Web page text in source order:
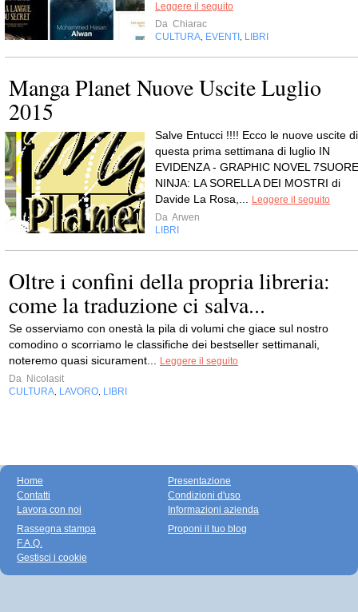
Leggere il seguito
Da Chiarac
CULTURA EVENTI LIBRI
Manga Planet Nuove Uscite Luglio
2015
Salve Entucci !!!! Ecco le nuove uscite di
questa prima settimana di luglio IN
EVIDENZA - GRAPHIC NOVEL 7SUORE
NINJA: LA SORELLA DEI MOSTRI di
Davide La Rosa,...
Leggere il seguito
Da Arwen
LIBRI
Oltre i confini della propria libreria:
come la traduzione ci salva...
Se osserviamo con onestà la pila di volumi che giace sul nostro
comodino o scorriamo le classifiche dei bestseller settimanali,
noteremo quasi sicurament...
Leggere il seguito
Da Nicolasit
CULTURA LAVORO LIBRI
Home
Contatti
Lavora con noi
Presentazione
Condizioni d'uso
Informazioni azienda
Rassegna stampa
F.A.Q.
Gestisci i cookie
Proponi il tuo blog